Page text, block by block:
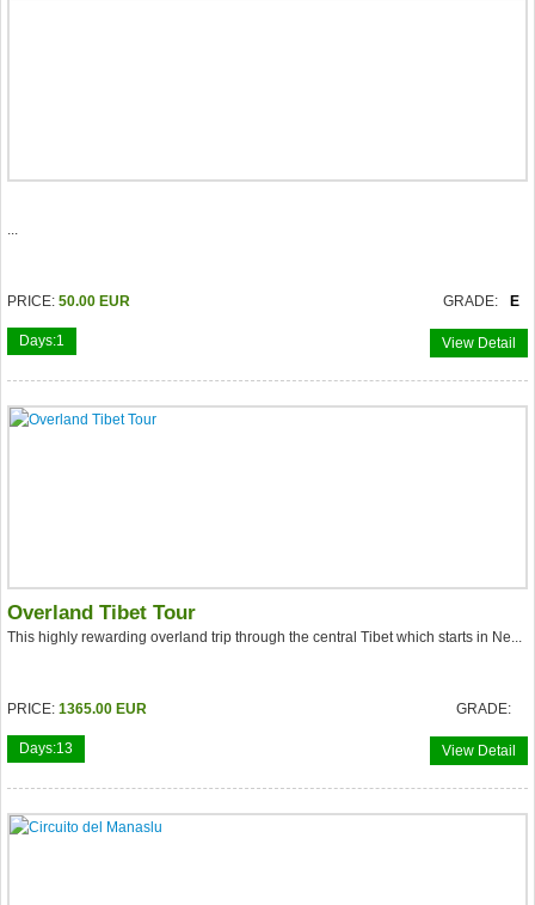
...
PRICE: 50.00 EUR GRADE: E
Days:1 View Detail
Overland Tibet Tour
This highly rewarding overland trip through the central Tibet which starts in Ne...
PRICE: 1365.00 EUR GRADE:
Days:13 View Detail